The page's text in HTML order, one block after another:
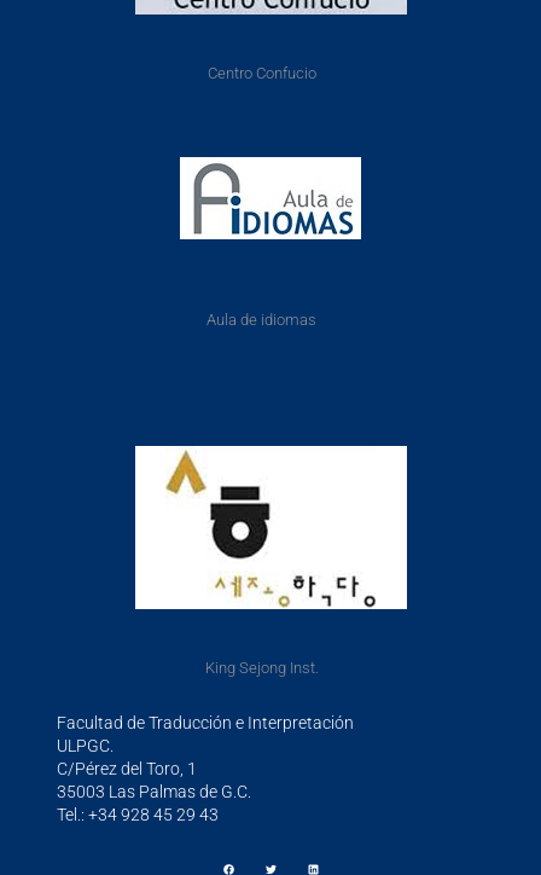
Centro Confucio
Aula de idiomas
King Sejong Inst.
Facultad de Traducción e Interpretación
ULPGC.
C/Pérez del Toro, 1
35003 Las Palmas de G.C.
Tel.: +34 928 45 29 43